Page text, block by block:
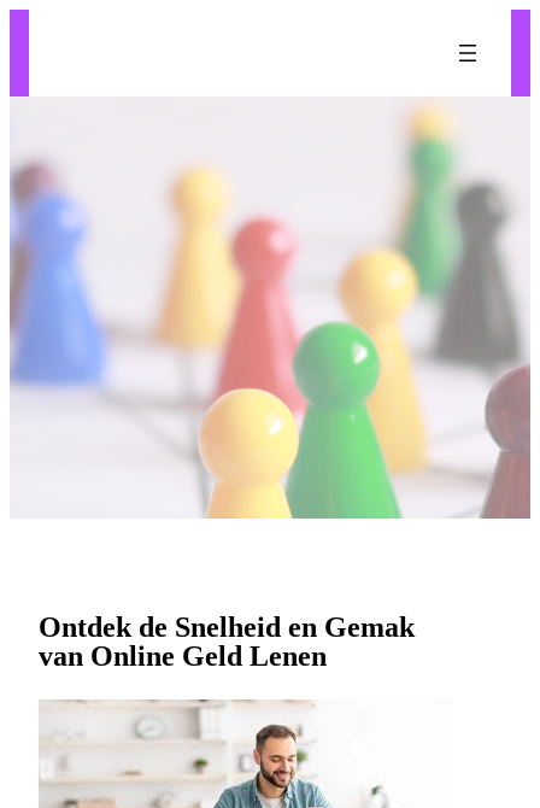
Ontdek de Snelheid en Gemak
van Online Geld Lenen